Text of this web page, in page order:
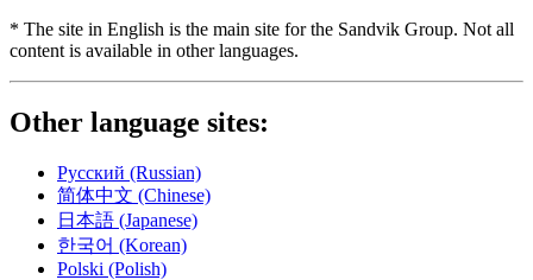
* The site in English is the main site for the Sandvik Group. Not all
content is available in other languages.
Other language sites:
Русский (Russian)
简体中文 (Chinese)
日本語 (Japanese)
한국어 (Korean)
Polski (Polish)